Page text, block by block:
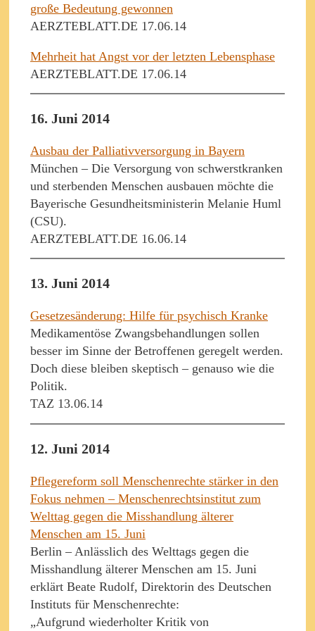
große Bedeutung gewonnen
AERZTEBLATT.DE 17.06.14
Mehrheit hat Angst vor der letzten Lebensphase
AERZTEBLATT.DE 17.06.14
16. Juni 2014
Ausbau der Palliativversorgung in Bayern
München – Die Versorgung von schwerstkranken
und sterbenden Menschen ausbauen möchte die
Bayerische Gesundheitsministerin Melanie Huml
(CSU).
AERZTEBLATT.DE 16.06.14
13. Juni 2014
Gesetzesänderung: Hilfe für psychisch Kranke
Medikamentöse Zwangsbehandlungen sollen
besser im Sinne der Betroffenen geregelt werden.
Doch diese bleiben skeptisch – genauso wie die
Politik.
TAZ 13.06.14
12. Juni 2014
Pflegereform soll Menschenrechte stärker in den
Fokus nehmen – Menschenrechtsinstitut zum
Welttag gegen die Misshandlung älterer
Menschen am 15. Juni
Berlin – Anlässlich des Welttags gegen die
Misshandlung älterer Menschen am 15. Juni
erklärt Beate Rudolf, Direktorin des Deutschen
Instituts für Menschenrechte:
„Aufgrund wiederholter Kritik von